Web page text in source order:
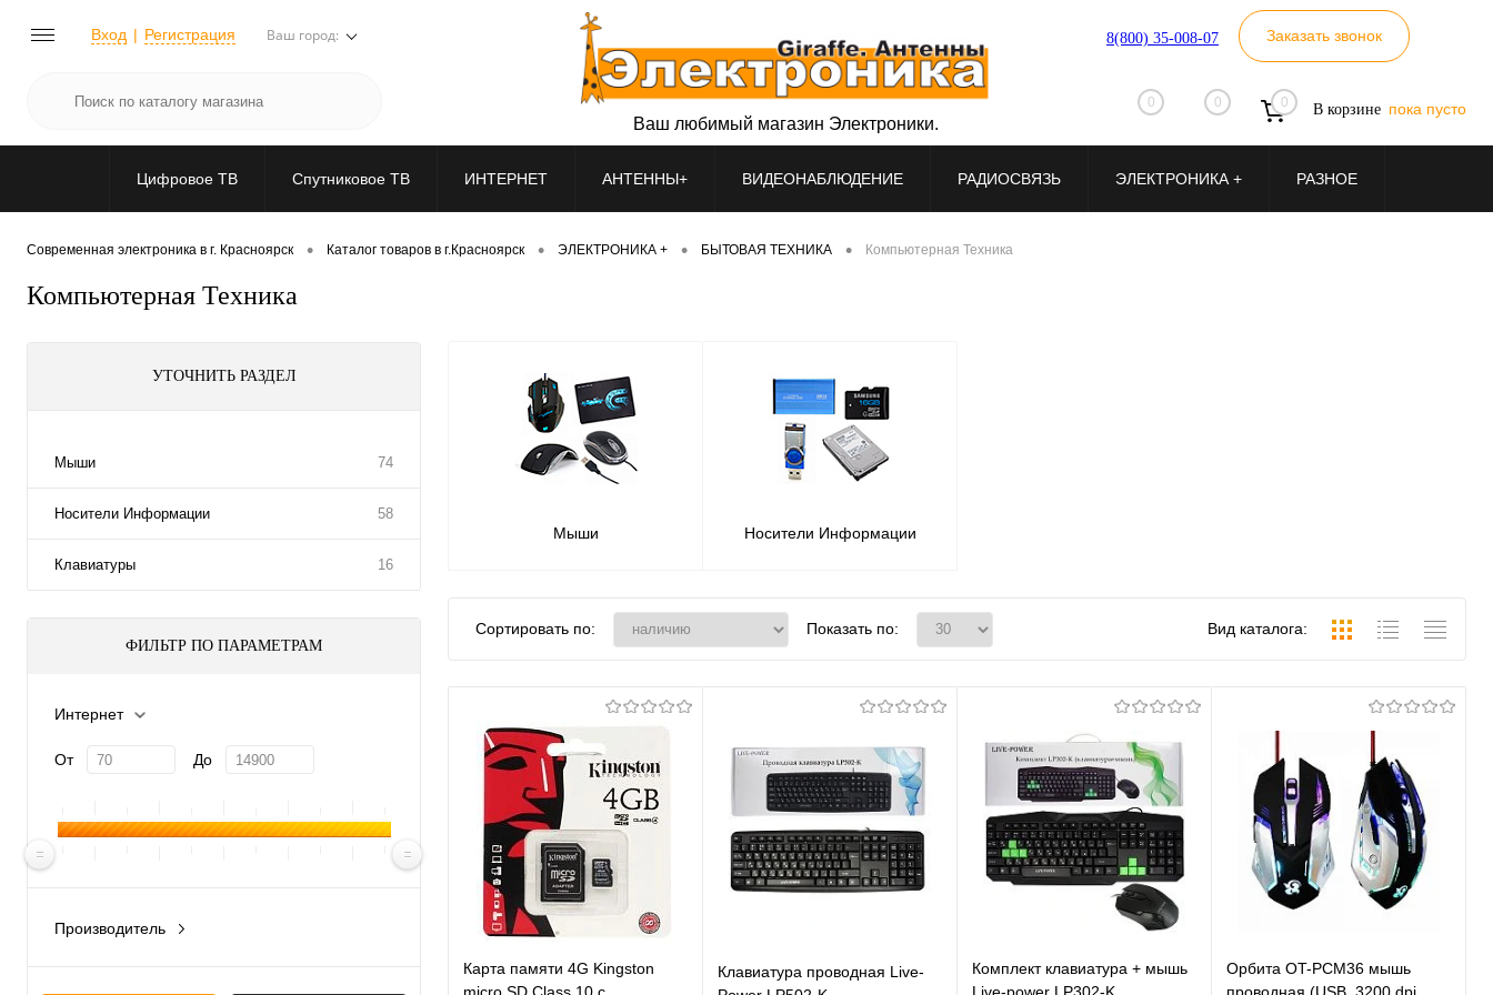
Вход Регистрация Ваш город: 8(800) 35-008-07 Заказать звонок
0 0 0 В корзине пока пусто
Ваш любимый магазин Электроники.
Цифровое ТВ Спутниковое ТВ ИНТЕРНЕТ АНТЕННЫ+ ВИДЕОНАБЛЮДЕНИЕ РАДИОСВЯЗЬ ЭЛЕКТРОНИКА + РАЗНОЕ
Современная электроника в г. Красноярск • Каталог товаров в г.Красноярск • ЭЛЕКТРОНИКА + • БЫТОВАЯ ТЕХНИКА • Компьютерная Техника
Компьютерная Техника
УТОЧНИТЬ РАЗДЕЛ
Мыши 74
Носители Информации 58
Клавиатуры 16
ФИЛЬТР ПО ПАРАМЕТРАМ
Интернет
От До
Производитель
Мыши Носители Информации
Сортировать по: Показать по: Вид каталога:
Карта памяти 4G Kingston
Клавиатура проводная Live-
Комплект клавиатура + мышь
Орбита OT-PCM36 мышь